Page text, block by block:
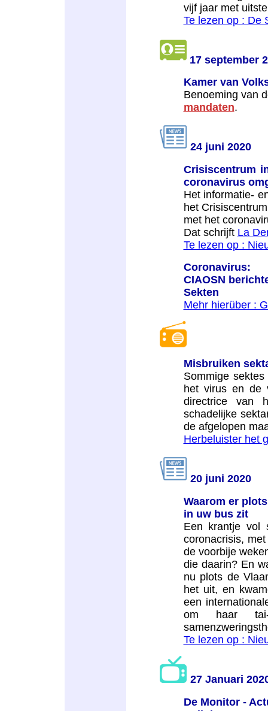
vijf jaar met
Te lezen op : De
17 september
Kamer van
Benoeming van
mandaten.
24 juni 2020
Crisiscentrum
coronavirus
Het informatie-
het
met het
Dat schrijft La
Te lezen op :
Coronavirus:
CIAOSN
Sekten
Mehr hierüber :
Misbruiken
Sommige
het virus en de
directrice van
schadelijke
de afgelopen
Herbeluister het
20 juni 2020
Waarom er
in uw bus zit
Een krantje vol
coronacrisis,
de voorbije
die daarin? En
nu plots de
het uit, en
een
om haar tai-
Te lezen op :
27 Januari
De Monitor -